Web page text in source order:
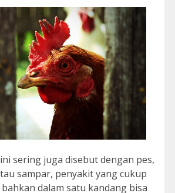
sering juga disebut dengan pes,
sampar, penyakit yang cukup
dalam satu kandang bisa